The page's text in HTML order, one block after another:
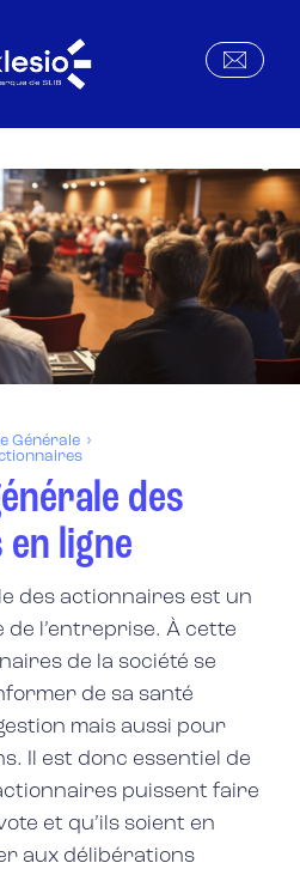
Générale
des
ligne
des actionnaires est un
de l’entreprise. À cette
de la société se
de sa santé
mais aussi pour
Il est donc essentiel de
puissent faire
et qu’ils soient en
aux délibérations